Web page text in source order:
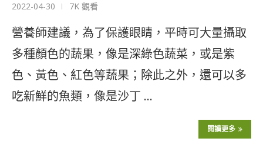
2022-04-30 7K 觀看
營養師建議，為了保護眼睛，平時可大量攝取
多種顏色的蔬果，像是深綠色蔬菜，或是紫
色、黃色、紅色等蔬果；除此之外，還可以多
吃新鮮的魚類，像是沙丁 …
閱讀更多